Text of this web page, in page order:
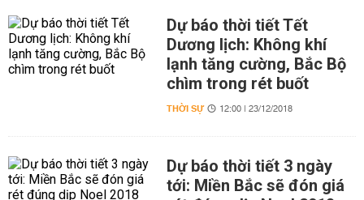
Dự báo thời tiết Tết
Dương lịch: Không khí
lạnh tăng cường, Bắc Bộ
chìm trong rét buốt
THỜI SỰ 12:00 | 23/12/2018
Dự báo thời tiết 3 ngày
tới: Miền Bắc sẽ đón giá